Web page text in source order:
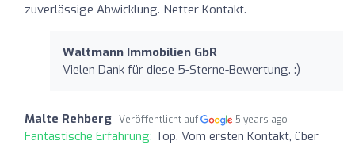
zuverlässige Abwicklung. Netter Kontakt.
Waltmann Immobilien GbR
Vielen Dank für diese 5-Sterne-Bewertung. :)
Malte Rehberg Veröffentlicht auf 5 years ago
Fantastische Erfahrung: Top. Vom ersten Kontakt, über